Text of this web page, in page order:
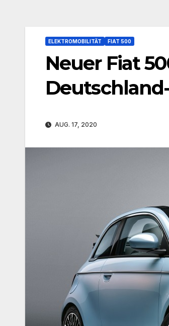
ELEKTROMOBILITÄT FIAT 500
Neuer Fiat
AUG. 17, 2020